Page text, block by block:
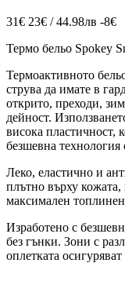
31€ 23€ / 44.98лв -8€
Термо бельо Spokey
Термоактивното
струва да имате в
открито, преходи,
дейност.
висока пластичност,
безшевна
Леко, еластично и
плътно върху кожата,
максимален
Изработено с
без гънки. Зони с
оплетката